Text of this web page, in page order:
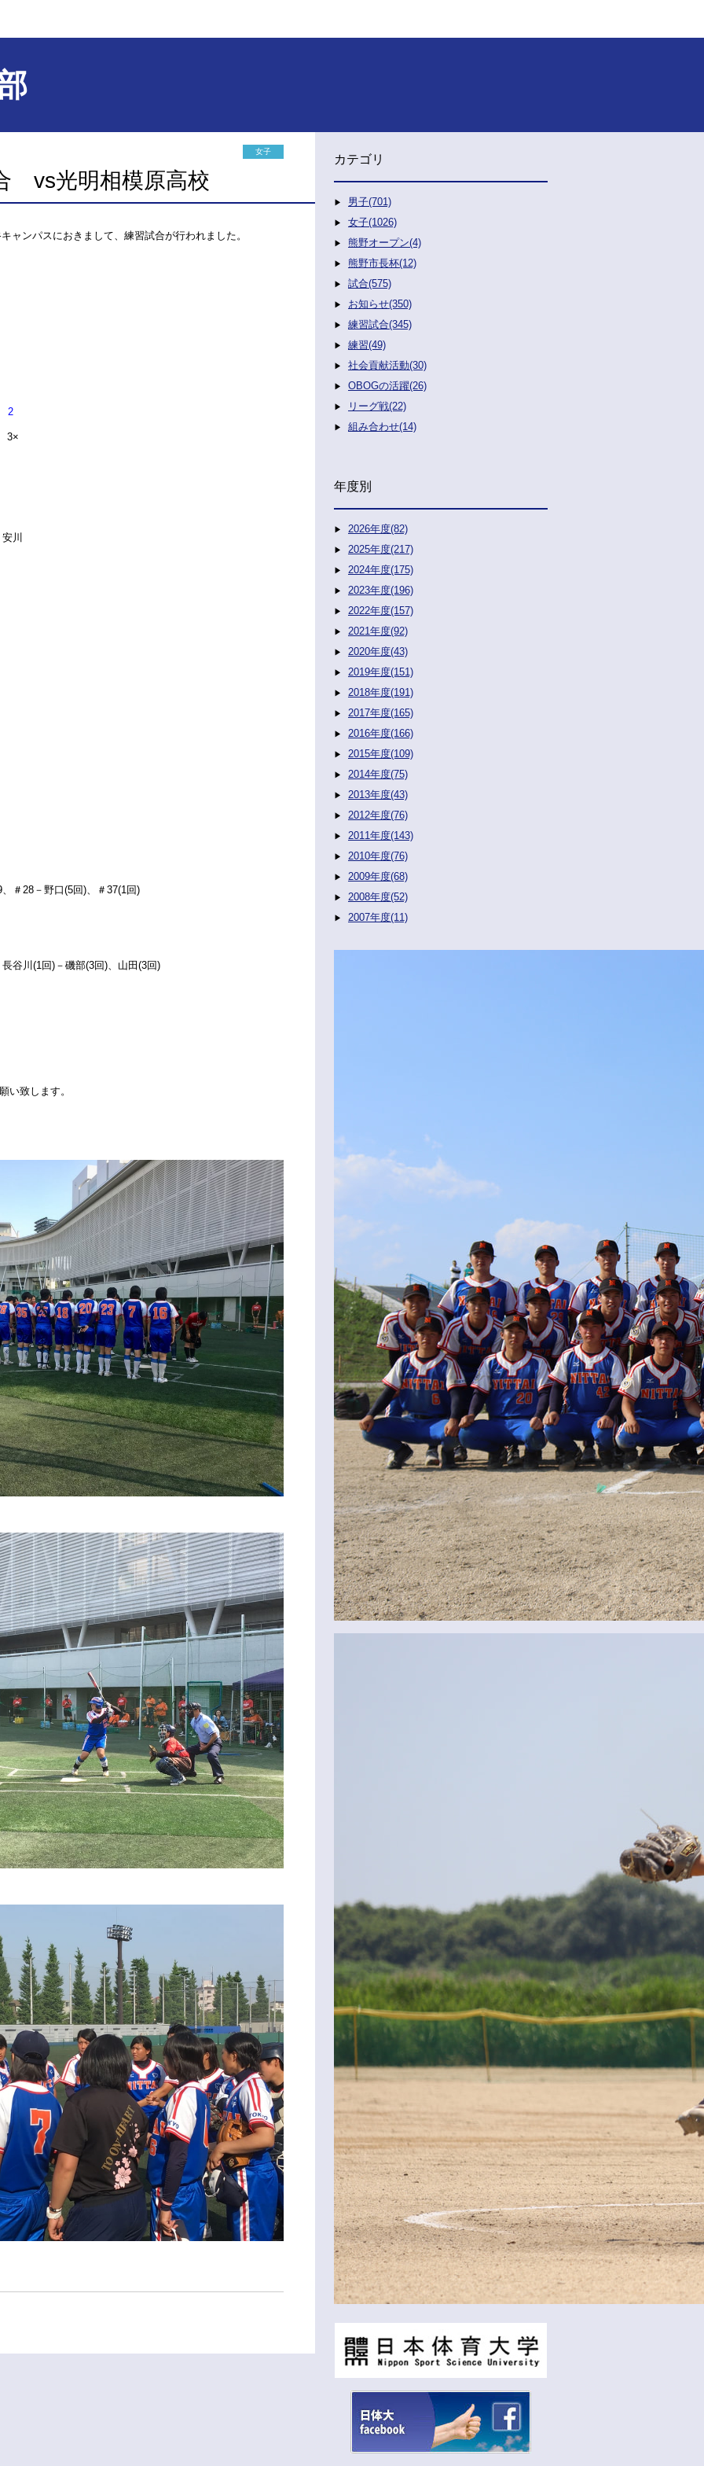
女子
vs光明相模原高校
ャンパスにおきまして、練習試合が行われました。
2
3×
川
＃28－野口(5回)、＃37(1回)
谷川(1回)－磯部(3回)、山田(3回)
い致します。
カテゴリ
男子(701)
女子(1026)
熊野オープン(4)
熊野市長杯(12)
試合(575)
お知らせ(350)
練習試合(345)
練習(49)
社会貢献活動(30)
OBOGの活躍(26)
リーグ戦(22)
組み合わせ(14)
年度別
2026年度(82)
2025年度(217)
2024年度(175)
2023年度(196)
2022年度(157)
2021年度(92)
2020年度(43)
2019年度(151)
2018年度(191)
2017年度(165)
2016年度(166)
2015年度(109)
2014年度(75)
2013年度(43)
2012年度(76)
2011年度(143)
2010年度(76)
2009年度(68)
2008年度(52)
2007年度(11)